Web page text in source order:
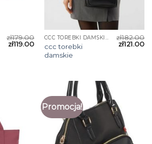
zł179.00
zł119.00
CCC TOREBKI DAMSKIE
ccc torebki
damskie
zł182.00
zł121.00
Promocja!